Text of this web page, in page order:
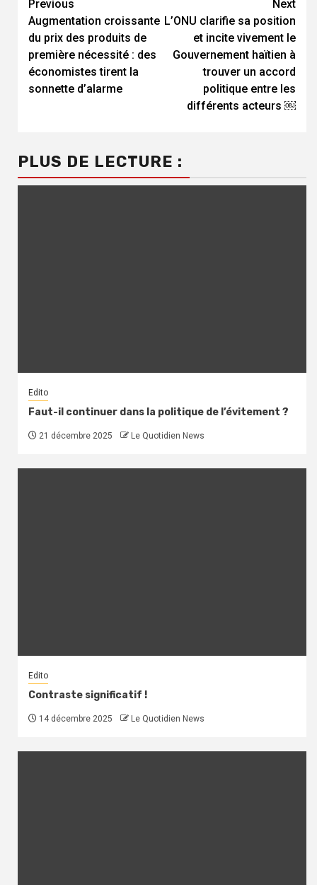
Continue
Reading
Previous
Augmentation croissante
du prix des produits de
première nécessité : des
économistes tirent la
sonnette d’alarme
Next
L’ONU clarifie sa position
et incite vivement le
Gouvernement haïtien à
trouver un accord
politique entre les
différents acteurs ￼
PLUS DE LECTURE :
Edito
Faut-il continuer dans la politique de l’évitement ?
21 décembre 2025 Le Quotidien News
Edito
Contraste significatif !
14 décembre 2025 Le Quotidien News